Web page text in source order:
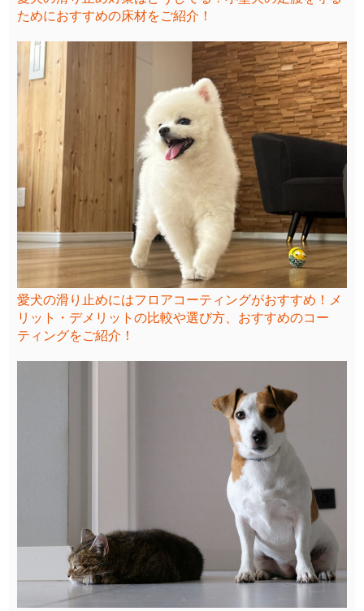
ためにおすすめの床材をご紹介！
愛犬の滑り止めにはフロアコーティングがおすすめ！メ
リット・デメリットの比較や選び方、おすすめのコー
ティングをご紹介！